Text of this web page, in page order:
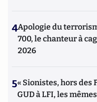
4Apologie du
700, le chanteur à
2026
5« Sionistes, hors des
GUD à LFI, les